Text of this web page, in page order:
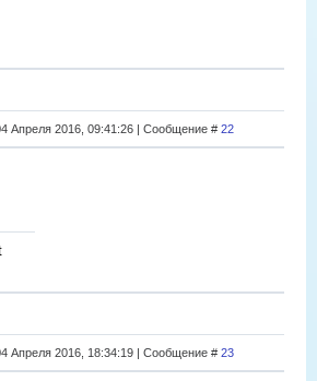
Апреля 2016, 09:41:26 | Сообщение # 22
Апреля 2016, 18:34:19 | Сообщение # 23